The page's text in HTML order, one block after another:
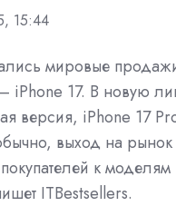
15:44
мировые
iPhone 17. В новую
версия, iPhone 17
выход на
к моделям
ITBestsellers.